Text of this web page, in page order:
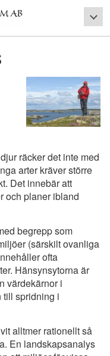
räcker det inte med
arter kräver större
Det innebär att
och planer ibland
begrepp som
(särskilt ovanliga
ofta
Hänsynsytorna är
värdekärnor i
till spridning i
alltmer rationellt så
En landskapsanalys